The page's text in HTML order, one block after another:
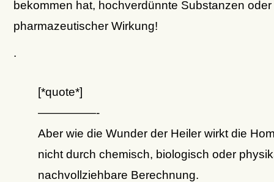
bekommen hat, hochverdünnte Substanzen
pharmazeutischer Wirkung!
.
[*quote*]
—————-
Aber wie die Wunder der Heiler wirkt die
nicht durch chemisch, biologisch oder
nachvollziehbare Berechnung.